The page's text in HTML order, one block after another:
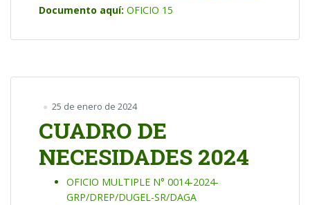
Documento aquí: OFICIO 15
25 de enero de 2024
CUADRO DE
NECESIDADES 2024
OFICIO MULTIPLE N° 0014-2024-
GRP/DREP/DUGEL-SR/DAGA